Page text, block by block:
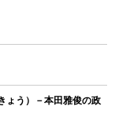
ょう）－本田雅俊の政